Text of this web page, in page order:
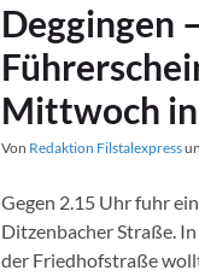
Deggingen
Mittwoch in
Von Redaktion Filstalexpress
Gegen 2.15 Uhr fuhr
Ditzenbacher Straße.
der Friedhofstraße